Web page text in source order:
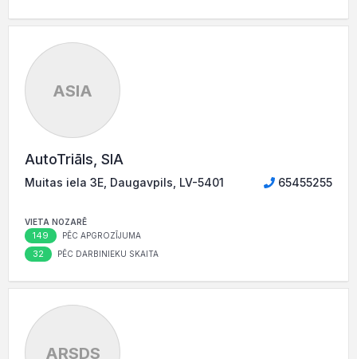
ASIA
AutoTriāls, SIA
Muitas iela 3E, Daugavpils, LV-5401 65455255
VIETA NOZARĒ
149 PĒC APGROZĪJUMA
32 PĒC DARBINIEKU SKAITA
ARSDS